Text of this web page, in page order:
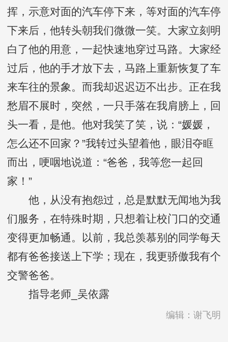
挥，示意对面的汽车停下来，等对面的汽车停
下来后，他转头朝我们微微一笑。大家立刻明
白了他的用意，一起快速地穿过马路。大家经
过后，他的手才放下去，马路上重新恢复了车
来车往的景象。而我却迟迟迈不出步。正在我
愁眉不展时，突然，一只手落在我肩膀上，回
头一看，是他。他对我笑了笑，说：“媛媛，
怎么还不回家？”我转过头望着他，眼泪夺眶
而出，哽咽地说道：“爸爸，我等您一起回
家！”
他，从没有抱怨过，总是默默无闻地为我
们服务，在特殊时期，只想着让校门口的交通
变得更加畅通。以前，我总羡慕别的同学每天
都有爸爸接送上下学；现在，我更骄傲我有个
交警爸爸。
指导老师_吴依露
编辑：谢飞明